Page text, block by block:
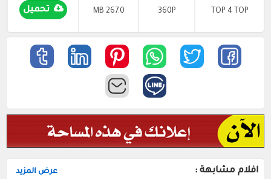
TOP 4 TOP
360P
267.0 MB تحميل
عرض المزيد افلام مشابهة :